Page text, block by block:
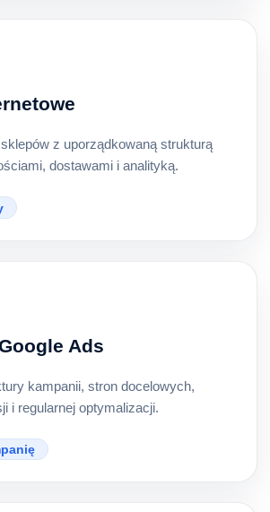
z uporządkowaną strukturą
dostawami i analityką.
Ads
kampanii, stron docelowych,
i regularnej optymalizacji.